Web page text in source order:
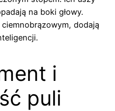
na boki głowy.
dodają
i
puli